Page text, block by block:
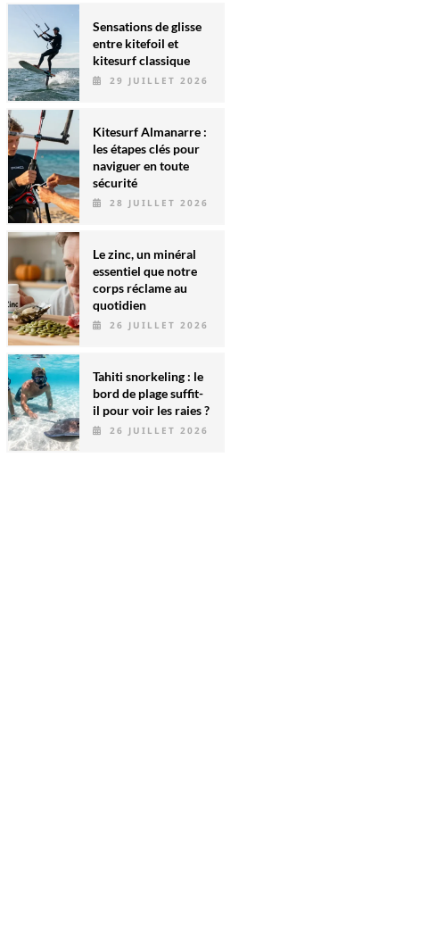
Sensations de glisse
entre kitefoil et
kitesurf classique
29 JUILLET 2026
Kitesurf Almanarre :
les étapes clés pour
naviguer en toute
sécurité
28 JUILLET 2026
Le zinc, un minéral
essentiel que notre
corps réclame au
quotidien
26 JUILLET 2026
Tahiti snorkeling : le
bord de plage suffit-
il pour voir les raies ?
26 JUILLET 2026